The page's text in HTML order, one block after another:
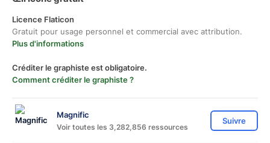
Licence Flaticon
Gratuit pour usage personnel et commercial avec attribution.
Plus d'informations
Créditer le graphiste est obligatoire.
Comment créditer le graphiste ?
Magnific
Voir toutes les 3,282,856 ressources
Suivre